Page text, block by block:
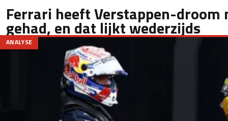
Ferrari heeft Verstappen-
gehad, en dat lijkt wederzijds
ANALYSE